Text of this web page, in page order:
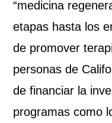
“medicina
etapas hasta los
de promover
personas de
de financiar la
programas como